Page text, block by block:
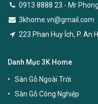
0913 8888 23 - Mr Phong
3khome.vn@gmail.com
223 Phan Huy Ích, P. An
Danh Mục 3K Home
Sàn Gỗ Ngoài Trời
Sàn Gỗ Công Nghiệp